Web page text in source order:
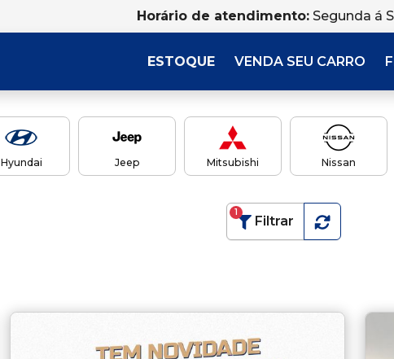
Horário de atendimento: Segunda á
ESTOQUE VENDA SEU CARRO
Hyundai Jeep Mitsubishi Nissan
Filtrar
1